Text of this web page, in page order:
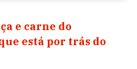
e carne do
está por trás do